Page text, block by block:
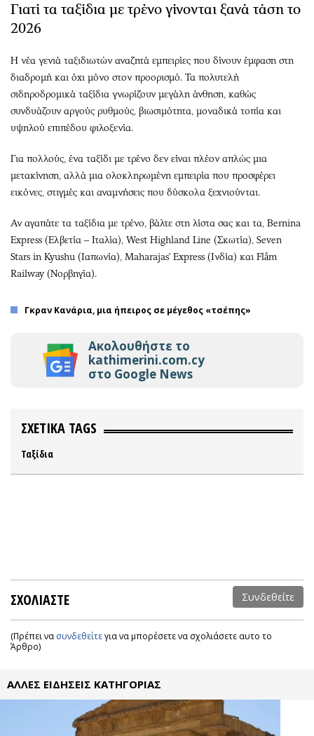
Γιατί τα ταξίδια με τρένο γίνονται ξανά τάση το
2026
Η νέα γενιά ταξιδιωτών αναζητά εμπειρίες που δίνουν έμφαση στη
διαδρομή και όχι μόνο στον προορισμό. Τα πολυτελή
σιδηροδρομικά ταξίδια γνωρίζουν μεγάλη άνθηση, καθώς
συνδυάζουν αργούς ρυθμούς, βιωσιμότητα, μοναδικά τοπία και
υψηλού επιπέδου φιλοξενία.
Για πολλούς, ένα ταξίδι με τρένο δεν είναι πλέον απλώς μια
μετακίνηση, αλλά μια ολοκληρωμένη εμπειρία που προσφέρει
εικόνες, στιγμές και αναμνήσεις που δύσκολα ξεχνιούνται.
Αν αγαπάτε τα ταξίδια με τρένο, βάλτε στη λίστα σας και τα, Bernina
Express (Ελβετία – Ιταλία), West Highland Line (Σκωτία), Seven
Stars in Kyushu (Ιαπωνία), Maharajas' Express (Ινδία) και Flåm
Railway (Νορβηγία).
Γκραν Κανάρια, μια ήπειρος σε μέγεθος «τσέπης»
Ακολουθήστε το
kathimerini.com.cy
στο Google News
ΣΧΕΤΙΚΑ TAGS
Ταξίδια
ΣΧΟΛΙΑΣΤΕ Συνδεθείτε
(Πρέπει να συνδεθείτεγια να μπορέσετε να σχολιάσετε αυτο το
Άρθρο)
ΑΛΛΕΣ ΕΙΔΗΣΕΙΣ ΚΑΤΗΓΟΡΙΑΣ